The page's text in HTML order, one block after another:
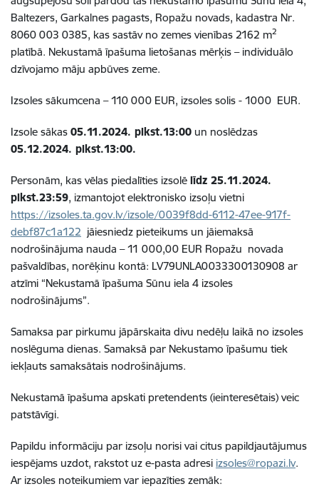
Baltezers, Garkalnes pagasts, Ropažu novads, kadastra Nr.
8060 003 0385, kas sastāv no zemes vienības 2162 m2
platībā. Nekustamā īpašuma lietošanas mērķis – individuālo
dzīvojamo māju apbūves zeme.
Izsoles sākumcena – 110 000 EUR, izsoles solis - 1000 EUR.
Izsole sākas 05.11.2024. plkst.13:00 un noslēdzas
05.12.2024. plkst.13:00.
Personām, kas vēlas piedalīties izsolē līdz 25.11.2024.
plkst.23:59, izmantojot elektronisko izsoļu vietni
https://izsoles.ta.gov.lv/izsole/0039f8dd-6112-47ee-917f-
debf87c1a122 jāiesniedz pieteikums un jāiemaksā
nodrošinājuma nauda – 11 000,00 EUR Ropažu novada
pašvaldības, norēķinu kontā: LV79UNLA0033300130908 ar
atzīmi “Nekustamā īpašuma Sūnu iela 4 izsoles
nodrošinājums”.
Samaksa par pirkumu jāpārskaita divu nedēļu laikā no izsoles
noslēguma dienas. Samaksā par Nekustamo īpašumu tiek
iekļauts samaksātais nodrošinājums.
Nekustamā īpašuma apskati pretendents (ieinteresētais) veic
patstāvīgi.
Papildu informāciju par izsoļu norisi vai citus papildjautājumus
iespējams uzdot, rakstot uz e-pasta adresi izsoles@ropazi.lv.
Ar izsoles noteikumiem var iepazīties zemāk: